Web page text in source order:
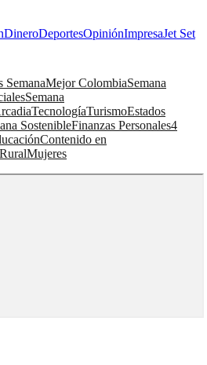
DineroDeportesOpiniónImpresaJet Set
SemanaMejor ColombiaSemana
Semana
TecnologíaTurismoEstados
SostenibleFinanzas Personales4
Contenido en
Mujeres